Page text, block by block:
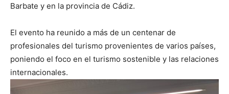
Barbate y en la provincia de Cádiz.
El evento ha reunido a más de un centenar de
profesionales del turismo provenientes de varios países,
poniendo el foco en el turismo sostenible y las relaciones
internacionales.